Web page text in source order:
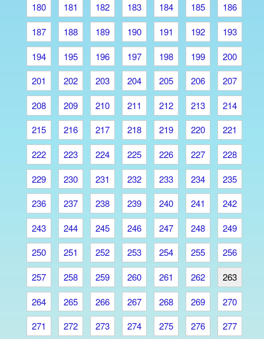
180
181 182 183 184 185
186
187
188 189 190 191 192
193
194
195 196 197 198 199
200
201
202 203 204 205 206
207
208
209 210 211 212 213
214
215
216 217 218 219 220
221
222
223 224 225 226 227
228
229
230 231 232 233 234
235
236
237 238 239 240 241
242
243
244 245 246 247 248
249
250
251 252 253 254 255
256
257
258 259 260 261 262
263
264
265 266 267 268 269
270
271
272 273 274 275 276 277